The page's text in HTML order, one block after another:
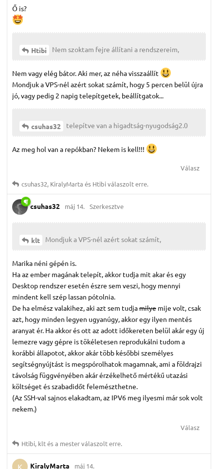
Ő is?
Htibi Nem szoktam fejre állítani a rendszereim,
Nem vagy elég bátor. Aki mer, az néha visszaállít
Mondjuk a VPS-nél azért sokat számít, hogy 5 percen belül újra
jó, vagy pedig 2 napig telepítgetek, beállítgatok...
csuhas32 telepítve van a higadtság-nyugodság2.0
Az meg hol van a repókban? Nekem is kell!!!
Válasz
csuhas32, KiralyMarta és Htibiválaszolt erre.
csuhas32 máj 14. Szerkesztve
klt Mondjuk a VPS-nél azért sokat számít,
Marika néni gépén is.
Ha az ember magának telepít, akkor tudja mit akar és egy
Desktop rendszer esetén észre sem veszi, hogy mennyi
mindent kell szép lassan pótolnia.
De ha elmész valakihez, aki azt sem tudjamilye mije volt, csak
azt, hogy minden legyen ugyanúgy, akkor egy ilyen mentés
aranyat ér. Ha akkor és ott az adott időkereten belül akár egy új
lemezre vagy gépre is tökéletesen reprodukálni tudom a
korábbi állapotot, akkor akár több későbbi személyes
segítségnyújtást is megspórolhatok magamnak, ami a földrajzi
távolság függvényében akár érzékelhető mértékű utazási
költséget és szabadidőt felemészthetne.
(Az SSH-val sajnos elakadtam, az IPV6 meg ilyesmi már sok volt
nekem.)
Válasz
Htibi, kltésa mesterválaszolt erre.
K KiralyMarta máj 14.